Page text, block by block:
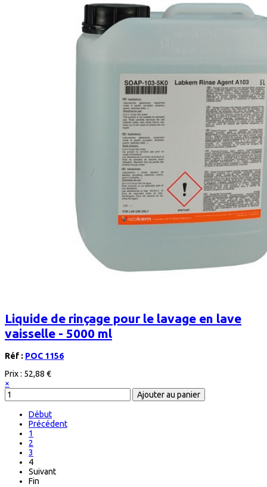
Liquide de rinçage pour le lavage en lave
vaisselle - 5000 ml
Réf : POC 1156
Prix : 52,88 €
×
Début
Précédent
1
2
3
4
Suivant
Fin